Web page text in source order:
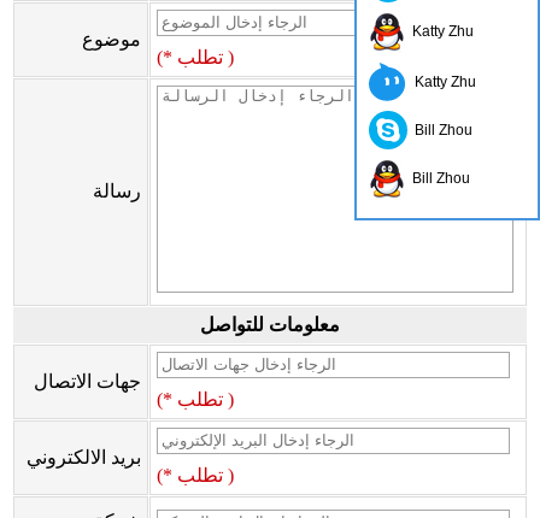
موضوع
(* تطلب )
رسالة
معلومات للتواصل
جهات الاتصال
(* تطلب )
بريد الالكتروني
(* تطلب )
Katty Zhu
Katty Zhu
Bill Zhou
Bill Zhou